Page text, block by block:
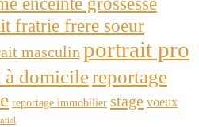
fratrie frere soeur
masculin portrait pro
à domicilereportage
reportage immobilier stage voeux